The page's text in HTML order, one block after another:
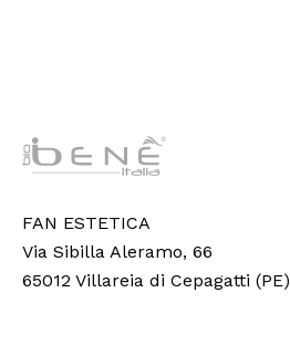
FAN ESTETICA
Via Sibilla Aleramo, 66
65012 Villareia di Cepagatti (PE)